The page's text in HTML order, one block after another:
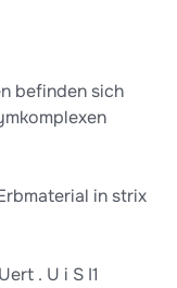
befinden sich
in strix
. U i S I1